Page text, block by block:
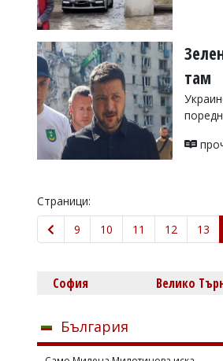
там
Страници:
9
10 11 12 13
София Велико
България